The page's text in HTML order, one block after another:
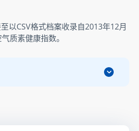
以CSV格式档案收录自2013年12月
质素健康指数。